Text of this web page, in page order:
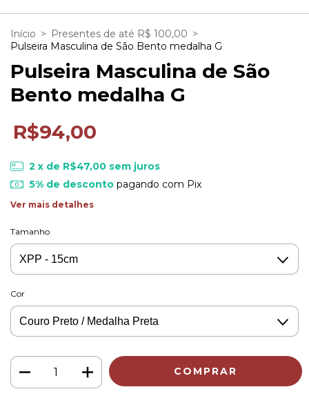
Início > Presentes de até R$ 100,00 >
Pulseira Masculina de São Bento medalha G
Pulseira Masculina de São
Bento medalha G
R$94,00
2 x de R$47,00 sem juros
5% de descontopagando com Pix
Ver mais detalhes
Tamanho
Cor